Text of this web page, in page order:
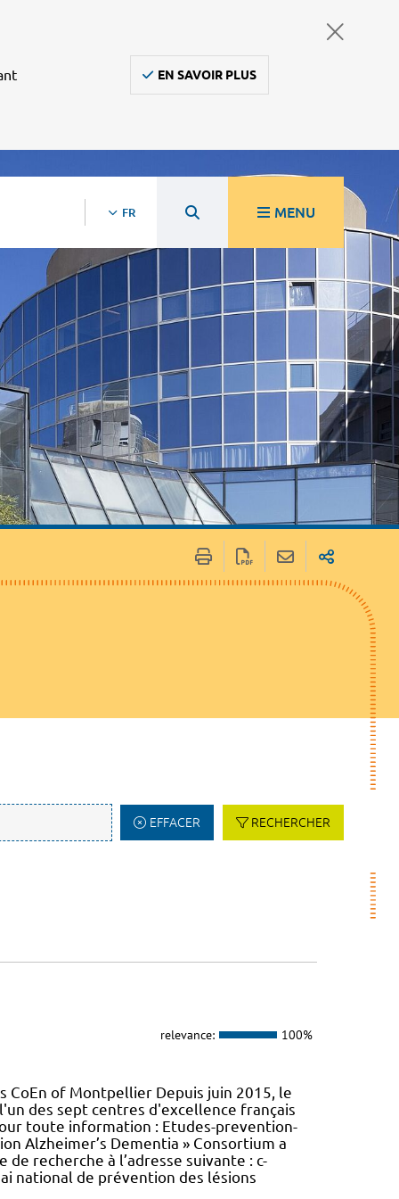
EN SAVOIR PLUS
FR MENU
EFFACER RECHERCHER
relevance: 100%
CoEn of Montpellier Depuis juin 2015, le
des sept centres d'excellence français
toute information : Etudes-prevention-
Alzheimer’s Dementia » Consortium a
recherche à l’adresse suivante : c-
national de prévention des lésions